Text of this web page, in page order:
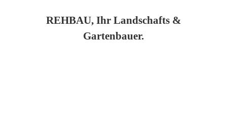
REHBAU, Ihr Landschafts &
Gartenbauer.